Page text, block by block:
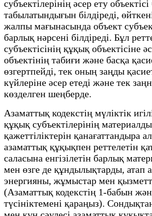
субъектілерінің әсер ету
табылатындығын білдіреді,
жалпы мағынасында объект
барлық нәрсені білдіреді. Бұл
субъектісінің құқық объектісіне
объектінің табиғи және басқа
өзгертпейді, тек оның заңды
күйлеріне әсер етеді және тек
көзделген шеңберде.
Азаматтық кодекстің мүліктік
құқық субъектілерінің
қажеттіліктерін қанағаттандыра
азаматтық құқықпен реттелетін
саласына енгізілетін барлық
мен өзге де құндылықтарды, атап
энергияны, жұмыстар мен
(Азаматтық кодекстің 1-бабын
түсініктемені қараңыз).